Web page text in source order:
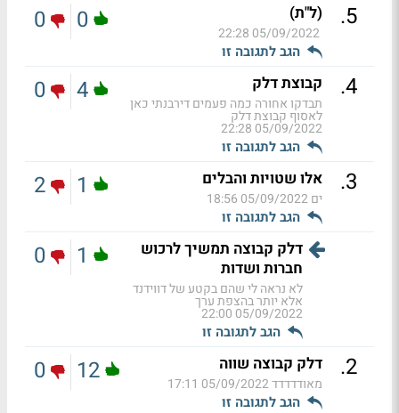
5
. (ל"ת)
05/09/2022 22:28
הגב לתגובה זו
0
0
4
. קבוצת דלק
תבדקו אחורה כמה פעמים דירבנתי כאן
לאסוף קבוצת דלק
05/09/2022 22:28
הגב לתגובה זו
4
0
3
. אלו שטויות והבלים
ים05/09/2022 18:56
הגב לתגובה זו
1
2
דלק קבוצה תמשיך לרכוש
חברות ושדות
לא נראה לי שהם בקטע של דווידנד
אלא יותר בהצפת ערך
05/09/2022 22:00
הגב לתגובה זו
1
0
2
. דלק קבוצה שווה
מאודדדדד05/09/2022 17:11
הגב לתגובה זו
12
0